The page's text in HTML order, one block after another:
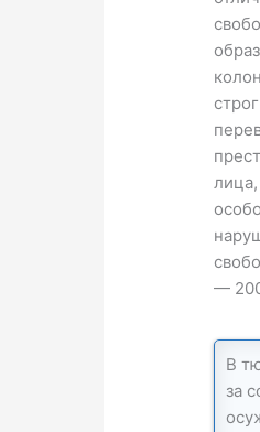
—
В
за